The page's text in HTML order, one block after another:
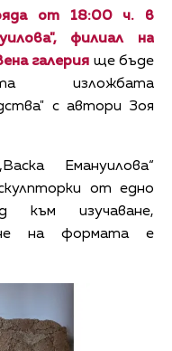
от 18:00 ч. в
филиал на
галерия ще бъде
изложбата
с автори Зоя
Емануилова“
от едно
към изучаване,
на формата е